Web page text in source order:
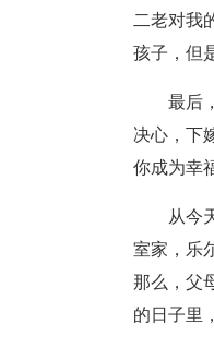
二老对我
孩子，但
最后
决心，下
你成为幸
从今
室家，乐
那么，父
的日子里